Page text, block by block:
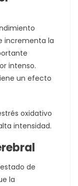
incrementa la
intenso.
un efecto
oxidativo
intensidad.
de
la